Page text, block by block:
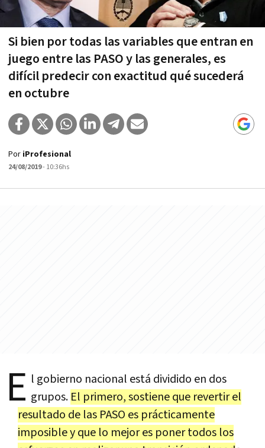
Si bien por todas las variables que entran en
juego entre las PASO y las generales, es
difícil predecir con exactitud qué sucederá
en octubre
Por iProfesional
24/08/2019- 10:36hs
E l gobierno nacional está dividido en dos
grupos. El primero, sostiene que revertir el
resultado de las PASO es prácticamente
imposible y que lo mejor es poner todos los